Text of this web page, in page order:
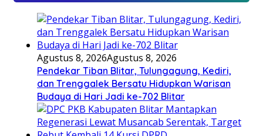
Agustus 8, 2026Agustus 8, 2026
Pendekar Tiban Blitar, Tulungagung, Kediri,
dan Trenggalek Bersatu Hidupkan Warisan
Budaya di Hari Jadi ke-702 Blitar